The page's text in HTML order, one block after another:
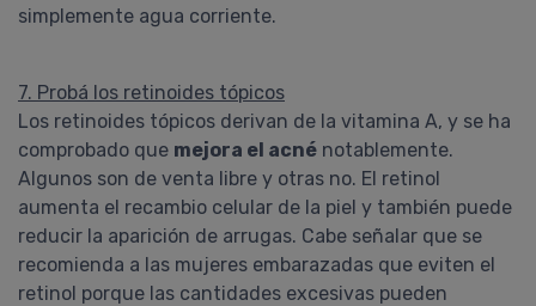
simplemente agua corriente.
7. Probá los retinoides tópicos
Los retinoides tópicos derivan de la vitamina A, y se ha
comprobado que mejora el acné notablemente.
Algunos son de venta libre y otras no. El retinol
aumenta el recambio celular de la piel y también puede
reducir la aparición de arrugas. Cabe señalar que se
recomienda a las mujeres embarazadas que eviten el
retinol porque las cantidades excesivas pueden